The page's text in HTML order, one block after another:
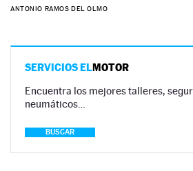
ANTONIO RAMOS DEL OLMO
SERVICIOS ELMOTOR
Encuentra los mejores talleres,
neumáticos…
BUSCAR